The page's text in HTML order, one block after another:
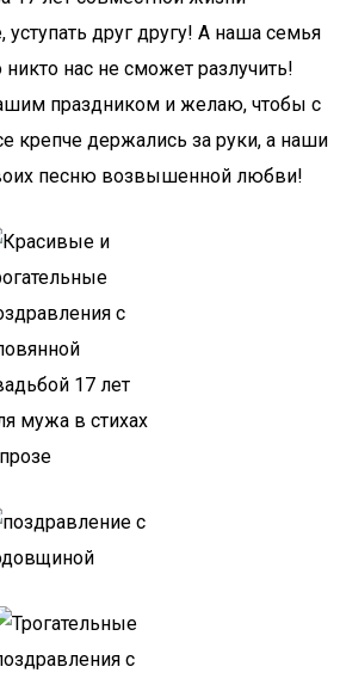
уступать друг другу! А наша семья
никто нас не сможет разлучить!
праздником и желаю, чтобы с
держались за руки, а наши
песню возвышенной любви!